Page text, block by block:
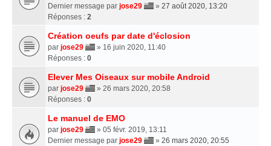
Dernier message par jose29 » 27 août 2020, 13:20
Réponses : 2
Création oeufs par date d'éclosion
par jose29
» 16 juin 2020, 11:40
Réponses : 0
Elever Mes Oiseaux sur mobile Android
par jose29
» 26 mars 2020, 20:58
Réponses : 0
Le manuel de EMO
par jose29
» 05 févr. 2019, 13:11
Dernier message par jose29 » 26 mars 2020, 20:55